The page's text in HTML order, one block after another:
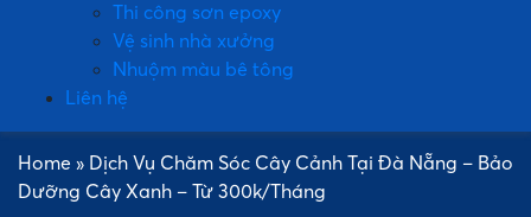
Thi công sơn epoxy
Vệ sinh nhà xưởng
Nhuộm màu bê tông
Liên hệ
Home » Dịch Vụ Chăm Sóc Cây Cảnh Tại Đà Nẵng – Bảo
Dưỡng Cây Xanh – Từ 300k/Tháng